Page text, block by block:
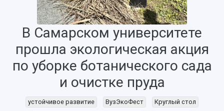
Об университете
История
Ключевые факты
Рейтинги
Новости
Главные новости
Бортжурнал
Объявления
Образование
Почему я выбираю Самарский университет?
Абитуриенту
Бакалавриат и специалитет
Научно-исследовательская деятельность
Основные научные направления
Научные школы и ведущие научные коллективы
Диссертационные советы
В Самарском университете
прошла экологическая акция
по уборке ботанического сада
и очистке пруда
устойчивое развитие ВузЭкоФест
Круглый стол